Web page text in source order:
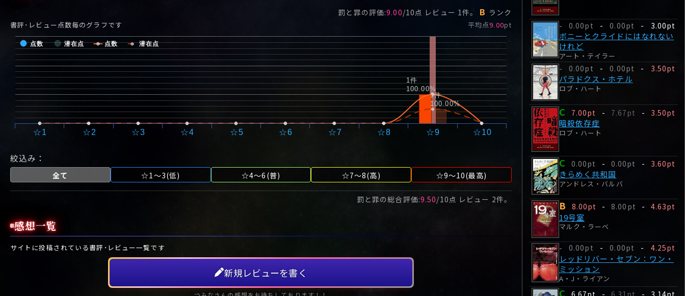
罰と罪の評価:9.00/10点 レビュー 1件。 B ランク
書評･レビュー点数毎のグラフです 平均点9.00pt
点数 潜在点 点数 潜在点
☆1 ☆2 ☆3 ☆4 ☆5 ☆6 ☆7 ☆8 ☆9 ☆10
1件
100.00%
1件
100.00%
絞込み：
全て ☆1～3(低) ☆4～6(普) ☆7～8(高) ☆9～10(最高)
罰と罪の総合評価:9.50/10点 レビュー 2件。
感想一覧
サイトに投稿されている書評･レビュー一覧です
新規レビューを書く
- 0.00pt - 0.00pt - 3.00pt
ボニーとクライドにはなれない
けれど
アート・テイラー
-
0.00pt - 0.00pt - 3.50pt
パラドクス・ホテル
ロブ・ハート
C 7.00pt - 7.67pt - 3.50pt
暗殺依存症
ロブ・ハート
C 0.00pt - 0.00pt - 3.60pt
きらめく共和国
アンドレス・バルバ
B 8.00pt - 8.00pt - 4.63pt
19号室
マルク・ラーベ
- 0.00pt - 0.00pt - 4.25pt
レッドリバー・セブン：ワン・
ミッション
A・J・ライアン
C